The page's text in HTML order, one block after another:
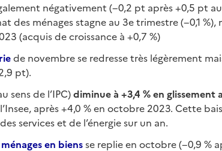
négativement (−0,2 pt après +0,5 pt
des ménages stagne au 3e trimestre (−0,1 %),
(acquis de croissance à +0,7 %)
de novembre se redresse très légèrement
pt).
sens de l’IPC)diminue à +3,4 % en glissement
après +4,0 % en octobre 2023. Cette
services et de l’énergie sur un an.
en biensse replie en octobre (−0,9 %